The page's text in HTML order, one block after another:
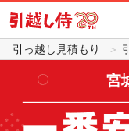
引っ越し見積もり
宮